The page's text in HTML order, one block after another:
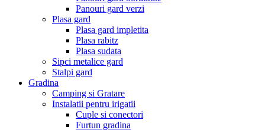
Panouri gard verzi
Plasa gard
Plasa gard impletita
Plasa rabitz
Plasa sudata
Sipci metalice gard
Stalpi gard
Gradina
Camping si Gratare
Instalatii pentru irigatii
Cuple si conectori
Furtun gradina